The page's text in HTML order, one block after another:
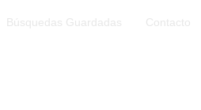
Búsquedas Guardadas Contacto